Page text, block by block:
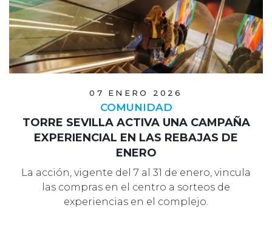
07 ENERO 2026
COMUNIDAD
TORRE SEVILLA ACTIVA UNA CAMPAÑA
EXPERIENCIAL EN LAS REBAJAS DE
ENERO
La acción, vigente del 7 al 31 de enero, vincula
las compras en el centro a sorteos de
experiencias en el complejo.